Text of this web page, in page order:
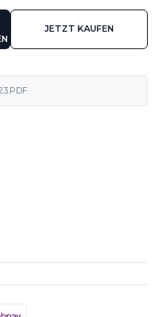
JETZT KAUFEN